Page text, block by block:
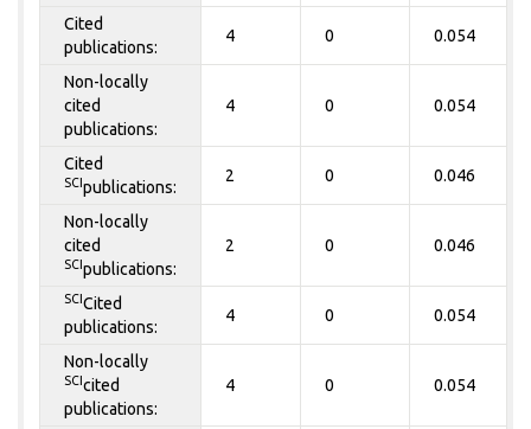
Cited
publications:
4 0 0.054
Non-locally
cited
publications:
4 0 0.054
Cited
SCIpublications:
2 0 0.046
Non-locally
cited
SCIpublications:
2 0 0.046
SCICited
publications:
4 0 0.054
Non-locally
SCIcited
publications:
4 0 0.054